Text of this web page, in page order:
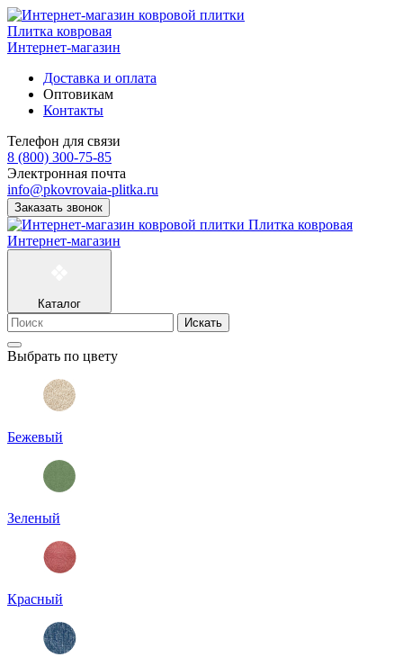
Плитка ковровая
Интернет-магазин
Доставка и оплата
Оптовикам
Контакты
Телефон для связи
8 (800) 300-75-85
Электронная почта
info@pkovrovaia-plitka.ru
Заказать звонок
Плитка ковровая
Интернет-магазин
Каталог
Искать
Выбрать по цвету
Бежевый
Зеленый
Красный